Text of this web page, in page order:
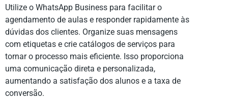
Utilize o WhatsApp Business para facilitar o
agendamento de aulas e responder rapidamente às
dúvidas dos clientes. Organize suas mensagens
com etiquetas e crie catálogos de serviços para
tornar o processo mais eficiente. Isso proporciona
uma comunicação direta e personalizada,
aumentando a satisfação dos alunos e a taxa de
conversão.